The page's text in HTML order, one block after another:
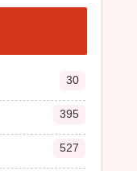
30
395
527